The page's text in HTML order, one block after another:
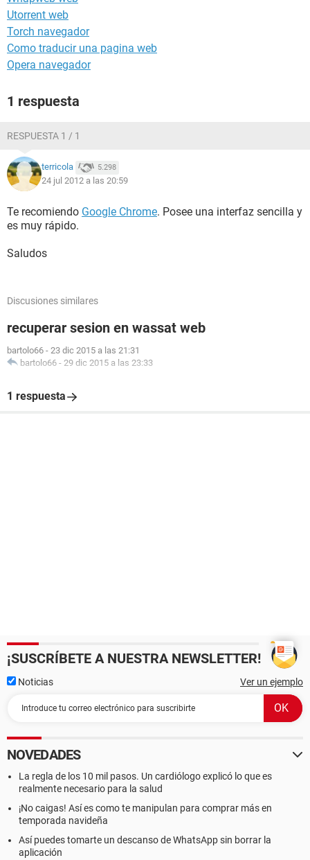
Utorrent web
Torch navegador
Como traducir una pagina web
Opera navegador
1 respuesta
RESPUESTA 1 / 1
terricola 5.298
24 jul 2012 a las 20:59
Te recomiendo Google Chrome. Posee una interfaz sencilla y
es muy rápido.
Saludos
Discusiones similares
recuperar sesion en wassat web
bartolo66 - 23 dic 2015 a las 21:31
bartolo66 - 29 dic 2015 a las 23:33
1 respuesta
¡SUSCRÍBETE A NUESTRA NEWSLETTER!
Noticias Ver un ejemplo
NOVEDADES
La regla de los 10 mil pasos. Un cardiólogo explicó lo que es
realmente necesario para la salud
¡No caigas! Así es como te manipulan para comprar más en
temporada navideña
Así puedes tomarte un descanso de WhatsApp sin borrar la
aplicación